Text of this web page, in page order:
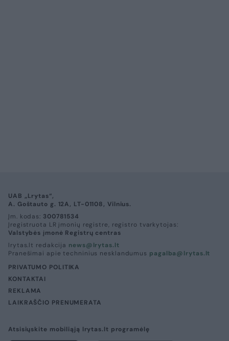
UAB „Lrytas“,
A. Goštauto g. 12A, LT-01108, Vilnius.
Įm. kodas: 300781534
Įregistruota LR įmonių registre, registro tvarkytojas:
Valstybės įmonė Registrų centras
lrytas.lt redakcija news@lrytas.lt
Pranešimai apie techninius nesklandumus pagalba@lrytas.lt
PRIVATUMO POLITIKA
KONTAKTAI
REKLAMA
LAIKRAŠČIO PRENUMERATA
Atsisiųskite mobiliąją lrytas.lt programėlę